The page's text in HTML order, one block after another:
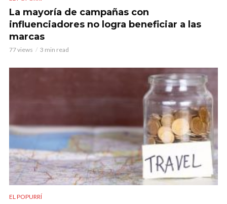
La mayoría de campañas con
influenciadores no logra beneficiar a las
marcas
77 views 3 min read
EL POPURRÍ